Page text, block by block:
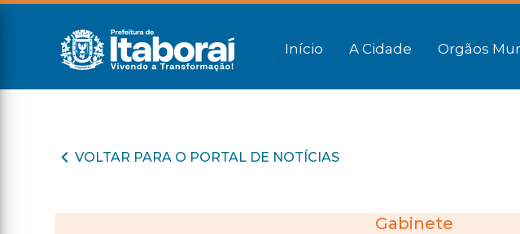
Início A Cidade Orgãos
VOLTAR PARA O PORTAL DE NOTÍCIAS
Gabinete